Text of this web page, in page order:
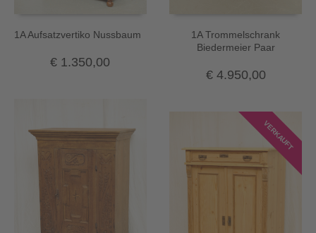
1A Aufsatzvertiko Nussbaum
€ 1.350,00
1A Trommelschrank
Biedermeier Paar
€4.950,00
VERKAUFT